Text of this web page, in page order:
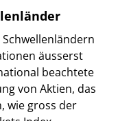
äusserst
beachtete
von Aktien, das
wie gross der